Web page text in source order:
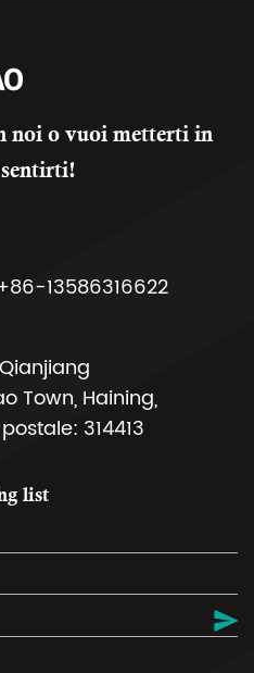
noi o vuoi metterti in
13586316622
Town, Haining,
314413
list